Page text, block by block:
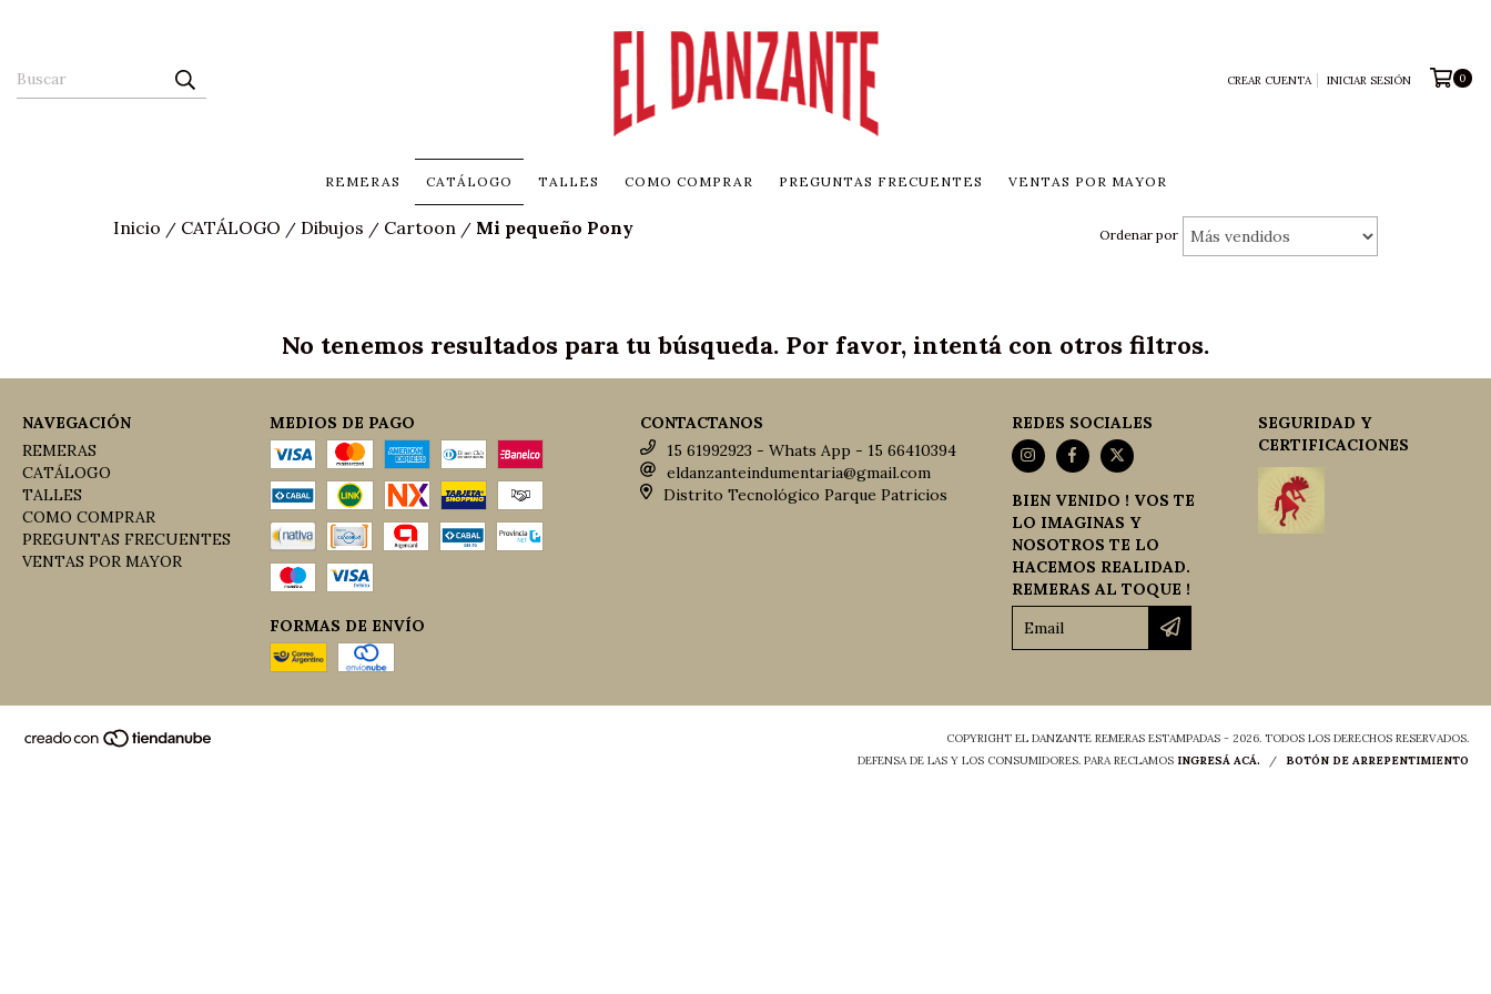
CREAR CUENTA INICIAR SESIÓN 0
REMERAS CATÁLOGO TALLES COMO COMPRAR PREGUNTAS FRECUENTES VENTAS POR MAYOR
Inicio / CATÁLOGO / Dibujos / Cartoon / Mi pequeño Pony Ordenar por
No tenemos resultados para tu búsqueda. Por favor, intentá con otros filtros.
NAVEGACIÓN
REMERAS
CATÁLOGO
TALLES
COMO COMPRAR
PREGUNTAS FRECUENTES
VENTAS POR MAYOR
MEDIOS DE PAGO
FORMAS DE ENVÍO
CONTACTANOS
15 61992923 - Whats App - 15 66410394
eldanzanteindumentaria@gmail.com
Distrito Tecnológico Parque Patricios
REDES SOCIALES
BIEN VENIDO ! VOS TE
LO IMAGINAS Y
NOSOTROS TE LO
HACEMOS REALIDAD.
REMERAS AL TOQUE !
SEGURIDAD Y
CERTIFICACIONES
COPYRIGHT EL DANZANTE REMERAS ESTAMPADAS - 2026. TODOS LOS DERECHOS RESERVADOS.
DEFENSA DE LAS Y LOS CONSUMIDORES. PARA RECLAMOS INGRESÁ ACÁ. / BOTÓN DE ARREPENTIMIENTO